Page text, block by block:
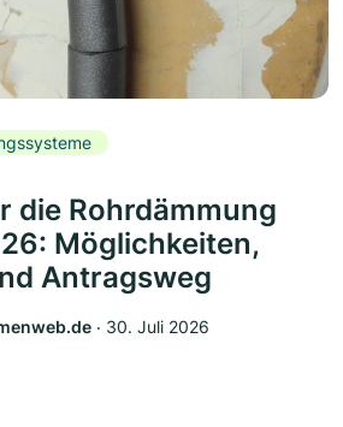
die Rohrdämmung
Möglichkeiten,
Antragsweg
‧ 30. Juli 2026